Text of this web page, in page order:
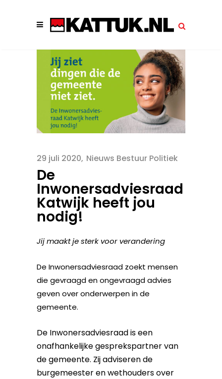
29 juli 2020 Nieuws Bestuur Politiek
De
Inwonersadviesraad
Katwijk heeft jou
nodig!
Jij maakt je sterk voor verandering
De Inwonersadviesraad zoekt mensen
die gevraagd en ongevraagd advies
geven over onderwerpen in de
gemeente.
De Inwonersadviesraad is een
onafhankelijke gesprekspartner van
de gemeente. Zij adviseren de
burgemeester en wethouders over